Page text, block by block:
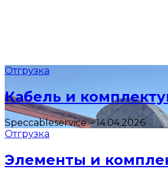
Отгрузка
Кабель и
Speccableservice–14.04.2026
Отгрузка
Элементы и